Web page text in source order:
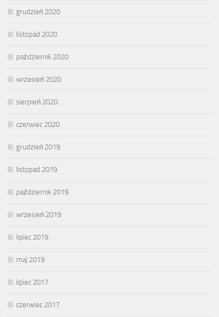
grudzień 2020
listopad 2020
październik 2020
wrzesień 2020
sierpień 2020
czerwiec 2020
grudzień 2019
listopad 2019
październik 2019
wrzesień 2019
lipiec 2019
maj 2019
lipiec 2017
czerwiec 2017